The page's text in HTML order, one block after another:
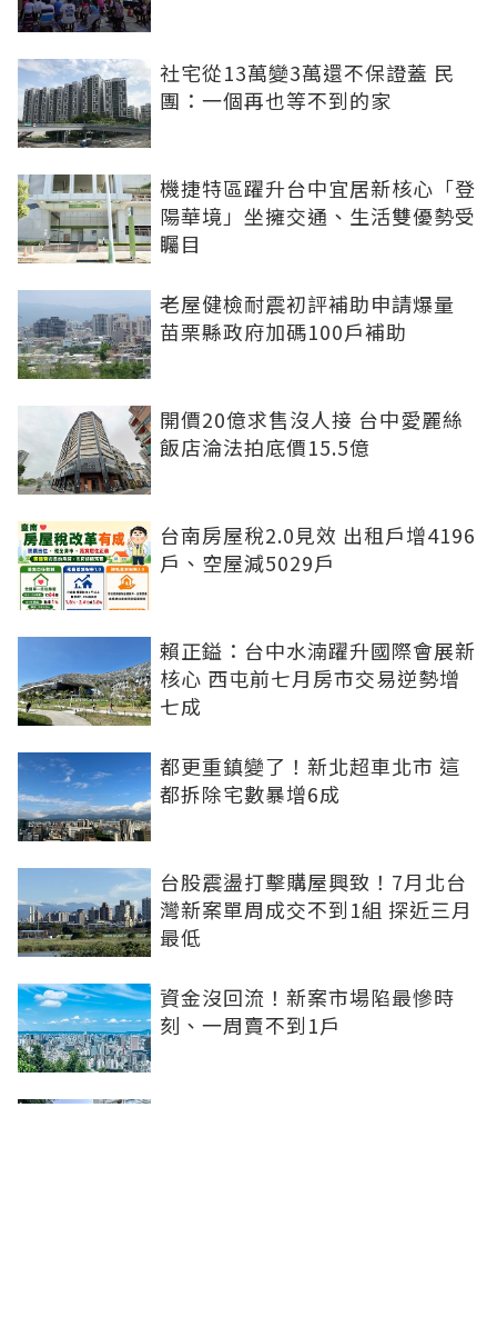
社宅從13萬變3萬還不保證蓋 民
團：一個再也等不到的家
機捷特區躍升台中宜居新核心「登
陽華境」坐擁交通、生活雙優勢受
矚目
老屋健檢耐震初評補助申請爆量
苗栗縣政府加碼100戶補助
開價20億求售沒人接 台中愛麗絲
飯店淪法拍底價15.5億
台南房屋稅2.0見效 出租戶增4196
戶、空屋減5029戶
賴正鎰：台中水湳躍升國際會展新
核心 西屯前七月房市交易逆勢增
七成
都更重鎮變了！新北超車北市 這
都拆除宅數暴增6成
台股震盪打擊購屋興致！7月北台
灣新案單周成交不到1組 探近三月
最低
資金沒回流！新案市場陷最慘時
刻、一周賣不到1戶